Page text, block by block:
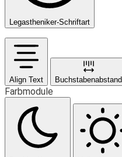
Legastheniker-Schriftart
Align Text Buchstabenabstand
Farbmodule